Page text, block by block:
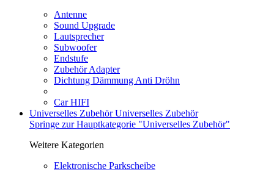
Antenne
Sound Upgrade
Lautsprecher
Subwoofer
Endstufe
Zubehör Adapter
Dichtung Dämmung Anti Dröhn
Car HIFI
Universelles ZubehörUniverselles Zubehör
Springe zur Hauptkategorie "Universelles Zubehör"
Weitere Kategorien
Elektronische Parkscheibe